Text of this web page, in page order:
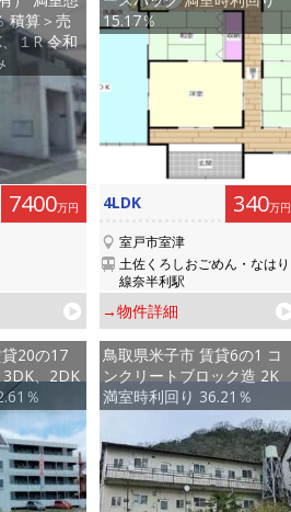
積算＞売
１R 令和
7400万円
15.17％
340万円
4LDK
室戸市室津
土佐くろしおごめん・なはり
線奈半利駅
→物件詳細
20の17
、2DK
％
鳥取県米子市 賃貸6の1 コ
ンクリートブロック造 2K
満室時利回り 36.21％